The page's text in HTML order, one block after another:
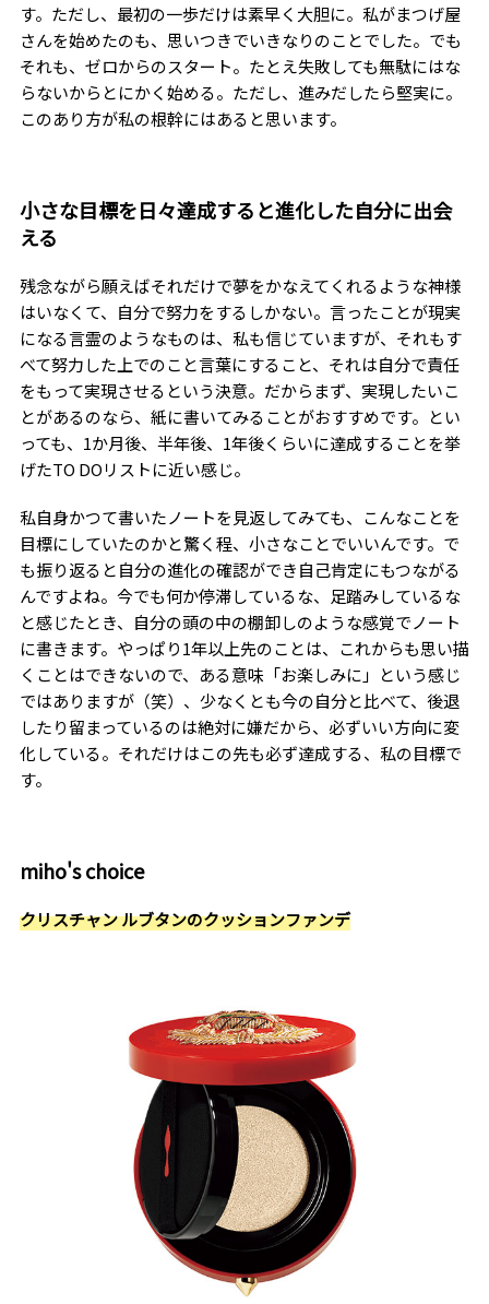
す。ただし、最初の一歩だけは素早く大胆に。私がまつげ屋
さんを始めたのも、思いつきでいきなりのことでした。でも
それも、ゼロからのスタート。たとえ失敗しても無駄にはな
らないからとにかく始める。ただし、進みだしたら堅実に。
このあり方が私の根幹にはあると思います。
小さな目標を日々達成すると進化した自分に出会
える
残念ながら願えばそれだけで夢をかなえてくれるような神様
はいなくて、自分で努力をするしかない。言ったことが現実
になる言霊のようなものは、私も信じていますが、それもす
べて努力した上でのこと言葉にすること、それは自分で責任
をもって実現させるという決意。だからまず、実現したいこ
とがあるのなら、紙に書いてみることがおすすめです。とい
っても、1か月後、半年後、1年後くらいに達成することを挙
げたTO DOリストに近い感じ。
私自身かつて書いたノートを見返してみても、こんなことを
目標にしていたのかと驚く程、小さなことでいいんです。で
も振り返ると自分の進化の確認ができ自己肯定にもつながる
んですよね。今でも何か停滞しているな、足踏みしているな
と感じたとき、自分の頭の中の棚卸しのような感覚でノート
に書きます。やっぱり1年以上先のことは、これからも思い描
くことはできないので、ある意味「お楽しみに」という感じ
ではありますが（笑）、少なくとも今の自分と比べて、後退
したり留まっているのは絶対に嫌だから、必ずいい方向に変
化している。それだけはこの先も必ず達成する、私の目標で
す。
miho's choice
クリスチャン ルブタンのクッションファンデ